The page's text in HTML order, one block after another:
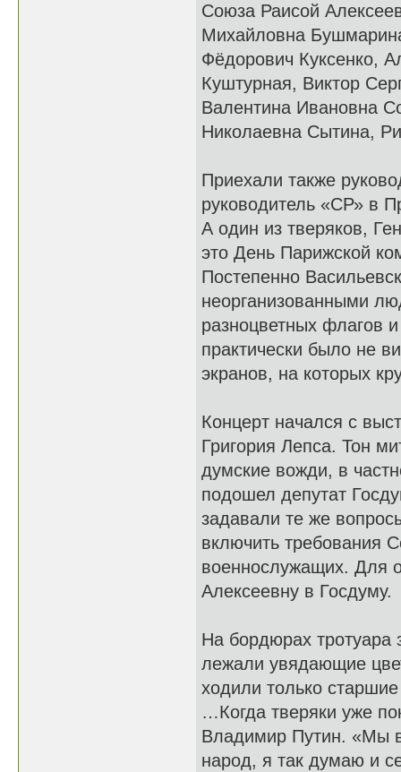
Союза Раисой
Михайловна
Фёдорович Куксенко,
Куштурная, Виктор
Валентина Ивановна
Николаевна Сытина,
Приехали также
руководитель «СР» в
А один из тверяков,
это День Парижской
Постепенно
неорганизованными
разноцветных флагов
практически было не
экранов, на которых
Концерт начался с
Григория Лепса. Тон
думские вожди, в
подошел депутат
задавали те же
включить требования
военнослужащих. Для
Алексеевну в Госдуму.
На бордюрах тротуара
лежали увядающие
ходили только
…Когда тверяки уже
Владимир Путин. «Мы
народ, я так думаю и